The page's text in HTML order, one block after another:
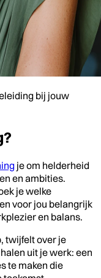
bij jouw
je om helderheid
en ambities.
je welke
voor jou belangrijk
en balans.
twijfelt over je
uit je werk: een
te maken die